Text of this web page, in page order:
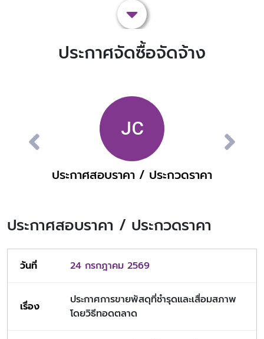
ประกาศจัดซื้อจัดจ้าง
ประกาศสอบราคา / ประกวดราคา
ประกาศสอบราคา / ประกวดราคา
24 กรกฎาคม 2569
ประกาศการขายพัสดุที่ชำรุดและเสื่อมสภาพ
โดยวิธีทอดตลาด